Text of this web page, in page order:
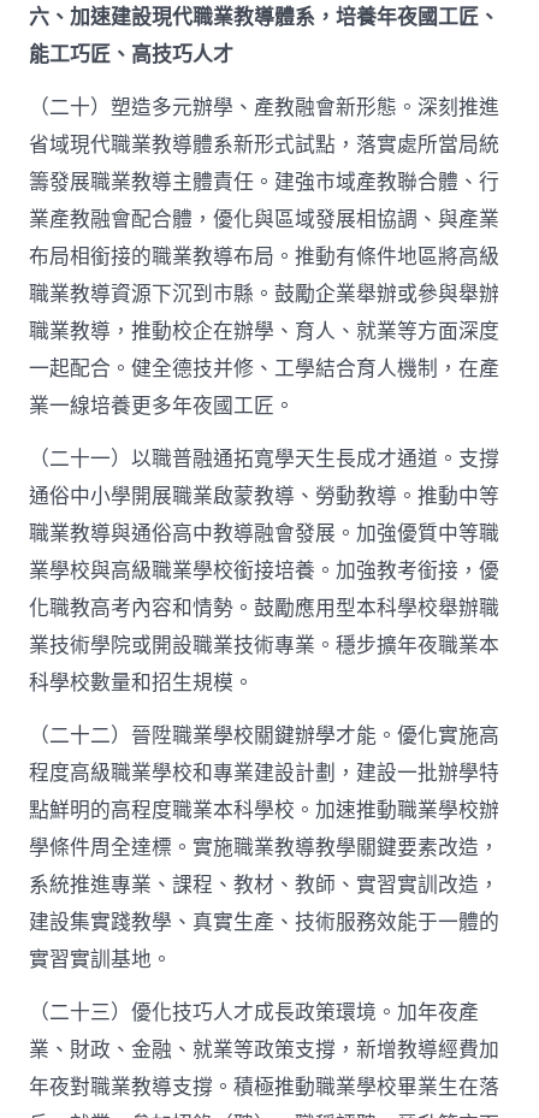
六、加速建設現代職業教導體系，培養年夜國工匠、
能工巧匠、高技巧人才
（二十）塑造多元辦學、產教融會新形態。深刻推進
省域現代職業教導體系新形式試點，落實處所當局統
籌發展職業教導主體責任。建強市域產教聯合體、行
業產教融會配合體，優化與區域發展相協調、與產業
布局相銜接的職業教導布局。推動有條件地區將高級
職業教導資源下沉到市縣。鼓勵企業舉辦或參與舉辦
職業教導，推動校企在辦學、育人、就業等方面深度
一起配合。健全德技并修、工學結合育人機制，在產
業一線培養更多年夜國工匠。
（二十一）以職普融通拓寬學天生長成才通道。支撐
通俗中小學開展職業啟蒙教導、勞動教導。推動中等
職業教導與通俗高中教導融會發展。加強優質中等職
業學校與高級職業學校銜接培養。加強教考銜接，優
化職教高考內容和情勢。鼓勵應用型本科學校舉辦職
業技術學院或開設職業技術專業。穩步擴年夜職業本
科學校數量和招生規模。
（二十二）晉陞職業學校關鍵辦學才能。優化實施高
程度高級職業學校和專業建設計劃，建設一批辦學特
點鮮明的高程度職業本科學校。加速推動職業學校辦
學條件周全達標。實施職業教導教學關鍵要素改造，
系統推進專業、課程、教材、教師、實習實訓改造，
建設集實踐教學、真實生產、技術服務效能于一體的
實習實訓基地。
（二十三）優化技巧人才成長政策環境。加年夜產
業、財政、金融、就業等政策支撐，新增教導經費加
年夜對職業教導支撐。積極推動職業學校畢業生在落